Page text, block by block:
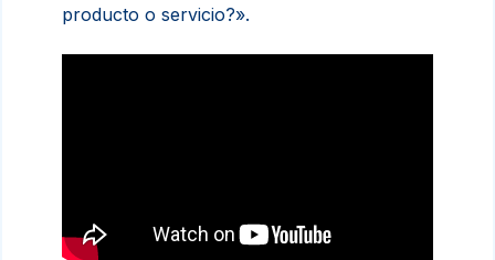
producto o servicio?».